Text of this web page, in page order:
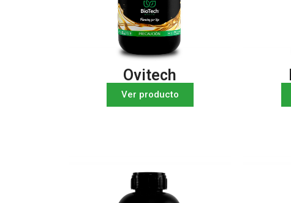
Ovitech
Ver producto